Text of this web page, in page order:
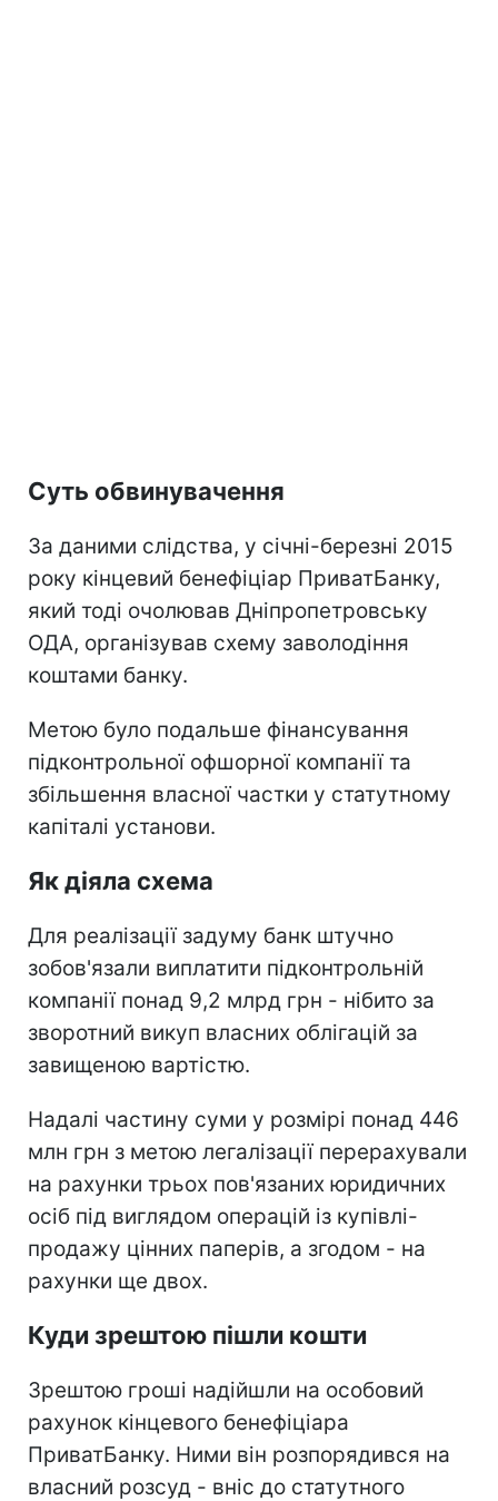
Суть обвинувачення
За даними слідства, у січні-березні 2015
року кінцевий бенефіціар ПриватБанку,
який тоді очолював Дніпропетровську
ОДА, організував схему заволодіння
коштами банку.
Метою було подальше фінансування
підконтрольної офшорної компанії та
збільшення власної частки у статутному
капіталі установи.
Як діяла схема
Для реалізації задуму банк штучно
зобов'язали виплатити підконтрольній
компанії понад 9,2 млрд грн - нібито за
зворотний викуп власних облігацій за
завищеною вартістю.
Надалі частину суми у розмірі понад 446
млн грн з метою легалізації перерахували
на рахунки трьох пов'язаних юридичних
осіб під виглядом операцій із купівлі-
продажу цінних паперів, а згодом - на
рахунки ще двох.
Куди зрештою пішли кошти
Зрештою гроші надійшли на особовий
рахунок кінцевого бенефіціара
ПриватБанку. Ними він розпорядився на
власний розсуд - вніс до статутного